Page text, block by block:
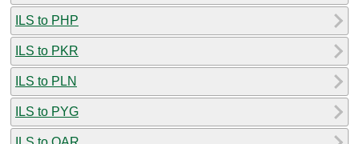
ILS to PHP
ILS to PKR
ILS to PLN
ILS to PYG